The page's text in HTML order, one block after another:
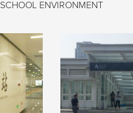
SCHOOL ENVIRONMENT